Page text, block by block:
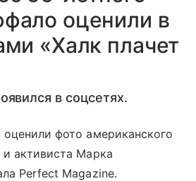
оценили в
«Халк плачет
в соцсетях.
оценили фото американского
активиста Марка
Perfect Magazine.